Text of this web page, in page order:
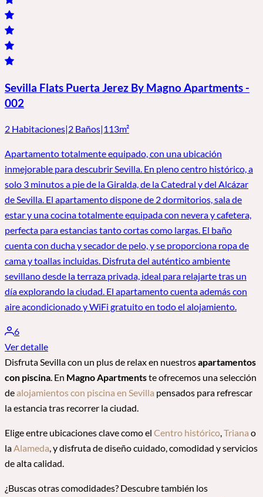
Sevilla Flats Puerta Jerez By Magno Apartments -
002
2 Habitaciones|2 Baños|113m²
Apartamento totalmente equipado, con una ubicación
inmejorable para descubrir Sevilla. En pleno centro histórico, a
solo 3 minutos a pie de la Giralda, de la Catedral y del Alcázar
de Sevilla. El apartamento dispone de 2 dormitorios, sala de
estar y una cocina totalmente equipada con nevera y cafetera,
perfecta para estancias tanto cortas como largas. El baño
cuenta con ducha y secador de pelo, y se proporciona ropa de
cama y toallas incluidas. Disfruta del auténtico ambiente
sevillano desde la terraza privada, ideal para relajarte tras un
día explorando la ciudad. El apartamento cuenta además con
aire acondicionado y WiFi gratuito en todo el alojamiento.
6
Ver detalle
Disfruta Sevilla con un plus de relax en nuestrosapartamentos
con piscina. En Magno Apartmentste ofrecemos una selección
dealojamientos con piscina en Sevilla pensados para refrescar
la estancia tras recorrer la ciudad.
Elige entre ubicaciones clave como el Centro histórico,Triana o
laAlameda, y disfruta de diseño cuidado, comodidad y servicios
de alta calidad.
¿Buscas otras comodidades? Descubre también los